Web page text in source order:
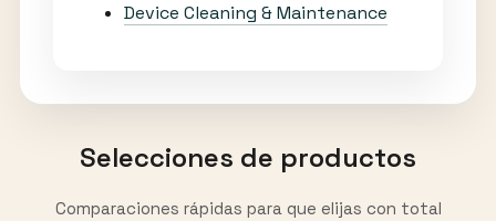
Device Cleaning & Maintenance
Selecciones de productos
Comparaciones rápidas para que elijas con total